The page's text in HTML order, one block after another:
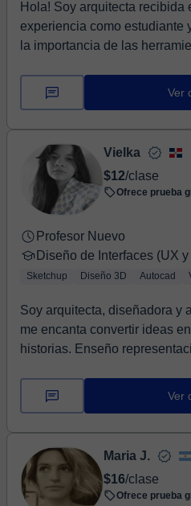
Hola! Soy arquitecta recibida
experiencia como estudiante
la importancia de las
Ver
Vielka
$12/clase
Ofrece prueba
Profesor Nuevo
Diseño de Interfaces (UX y
Sketchup Diseño 3D Autocad
Soy arquitecta, diseñadora y artista viviendo en Milán, y
me encanta convertir ideas
historias. Enseño
Ver
Maria J.
$16/clase
Ofrece prueba